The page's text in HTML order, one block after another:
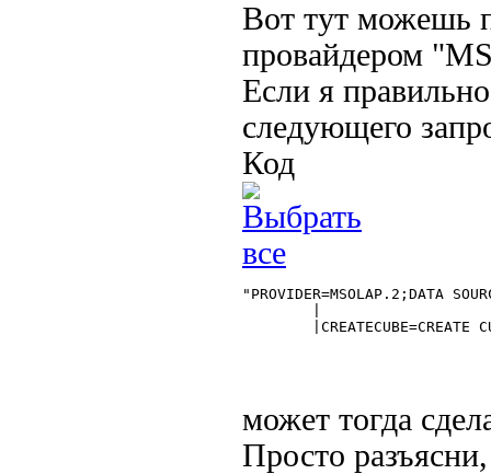
Вот тут можешь
провайдером
Если я
следующего
Код
"PROVIDER=MSOLAP.2;DATA
может тогда
Просто